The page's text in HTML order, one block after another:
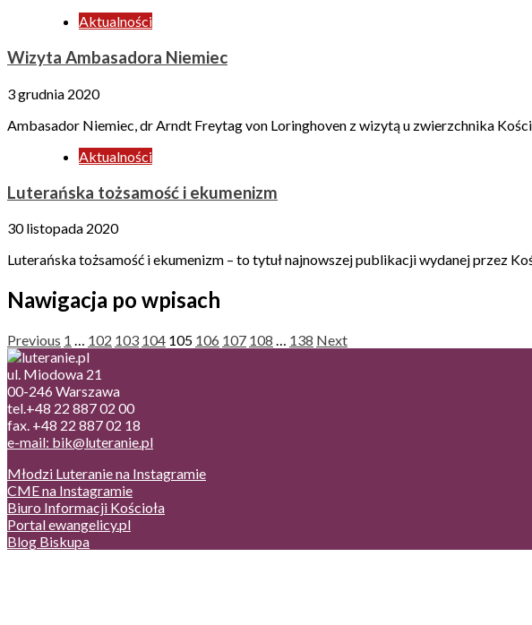
Aktualności
Wizyta Ambasadora Niemiec
3 grudnia 2020
Ambasador Niemiec, dr Arndt Freytag von Loringhoven z wizytą u zwierzchnika
Aktualności
Luterańska tożsamość i ekumenizm
30 listopada 2020
Luterańska tożsamość i ekumenizm – to tytuł najnowszej publikacji wydanej przez
Nawigacja po wpisach
Previous 1 … 102 103 104 105 106 107 108 … 138 Next
ul. Miodowa 21
00-246 Warszawa
tel.+48 22 887 02 00
fax. +48 22 887 02 18
e-mail: bik@luteranie.pl
Młodzi Luteranie na Instagramie
CME na Instagramie
Biuro Informacji Kościoła
Portal ewangelicy.pl
Blog Biskupa